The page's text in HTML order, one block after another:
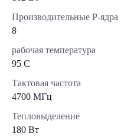
Производительные Р-ядра
8
рабочая температура
95 C
Тактовая частота
4700 МГц
Тепловыделение
180 Вт